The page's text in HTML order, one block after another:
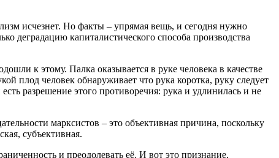
исчезнет. Но факты – упрямая вещь, и сегодня нужно
деградацию капиталистического способа производства
к этому. Палка оказывается в руке человека в качестве
плод человек обнаруживает что рука коротка, руку следует
разрешение этого противоречия: рука и удлинилась и не
марксистов – это объективная причина, поскольку
субъективная.
и преодолевать её. И вот это признание,